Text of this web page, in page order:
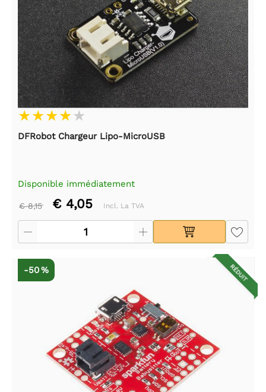
DFRobot Chargeur Lipo-MicroUSB
Disponible immédiatement
€ 8,15 € 4,05 Incl. La TVA
RÉDUIT
-50 %